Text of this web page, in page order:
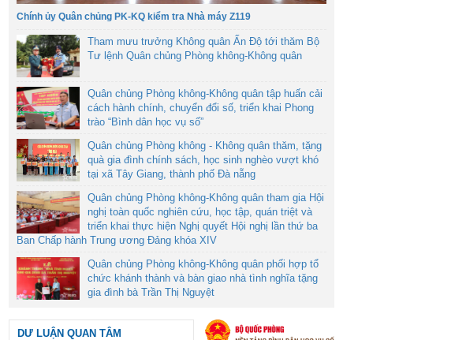
Chính ủy Quân chủng PK-KQ kiểm tra Nhà máy Z119
Tham mưu trưởng Không quân Ấn Độ tới thăm Bộ
Tư lệnh Quân chủng Phòng không-Không quân
Quân chủng Phòng không-Không quân tập huấn cải
cách hành chính, chuyển đổi số, triển khai Phong
trào “Bình dân học vụ số”
Quân chủng Phòng không - Không quân thăm, tặng
quà gia đình chính sách, học sinh nghèo vượt khó
tại xã Tây Giang, thành phố Đà nẵng
Quân chủng Phòng không-Không quân tham gia Hội
nghị toàn quốc nghiên cứu, học tập, quán triệt và
triển khai thực hiện Nghị quyết Hội nghị lần thứ ba
Ban Chấp hành Trung ương Đảng khóa XIV
Quân chủng Phòng không-Không quân phối hợp tổ
chức khánh thành và bàn giao nhà tình nghĩa tặng
gia đình bà Trần Thị Nguyệt
DƯ LUẬN QUAN TÂM